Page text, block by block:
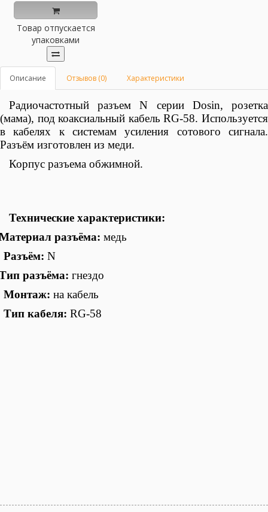
Товар отпускается
упаковками
Описание Отзывов (0) Характеристики
Радиочастотный разъем N серии Dosin, розетка
(мама), под коаксиальный кабель RG-58. Используется
в кабелях к системам усиления сотового сигнала.
Разъём изготовлен из меди.
Корпус разъема обжимной.
Технические характеристики:
разъёма: медь
N
разъёма: гнездо
на кабель
Тип кабеля: RG-58